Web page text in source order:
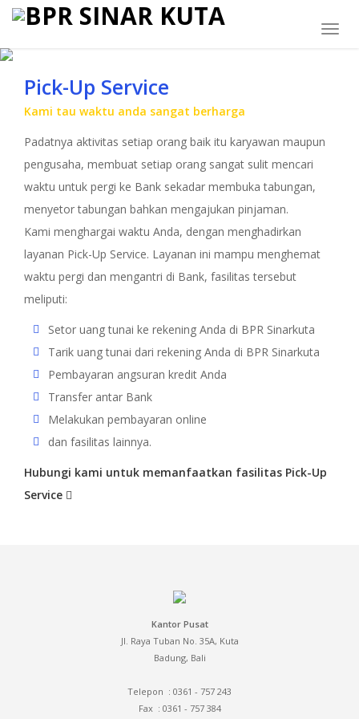
Pick-Up Service
Kami tau waktu anda sangat berharga
Padatnya aktivitas setiap orang baik itu karyawan maupun
pengusaha, membuat setiap orang sangat sulit mencari
waktu untuk pergi ke Bank sekadar membuka tabungan,
menyetor tabungan bahkan mengajukan pinjaman.
Kami menghargai waktu Anda, dengan menghadirkan
layanan Pick-Up Service. Layanan ini mampu menghemat
waktu pergi dan mengantri di Bank, fasilitas tersebut
meliputi:
Setor uang tunai ke rekening Anda di BPR Sinarkuta
Tarik uang tunai dari rekening Anda di BPR Sinarkuta
Pembayaran angsuran kredit Anda
Transfer antar Bank
Melakukan pembayaran online
dan fasilitas lainnya.
Hubungi kami untuk memanfaatkan fasilitas Pick-Up
Service
Kantor Pusat
Jl. Raya Tuban No. 35A, Kuta
Badung, Bali
Telepon : 0361 - 757 243
Fax: 0361 - 757 384